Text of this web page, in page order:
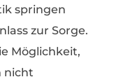
springen
zur Sorge.
Möglichkeit,
nicht